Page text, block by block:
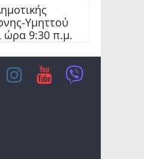
Υμηττού
ώρα 9:30 π.μ.